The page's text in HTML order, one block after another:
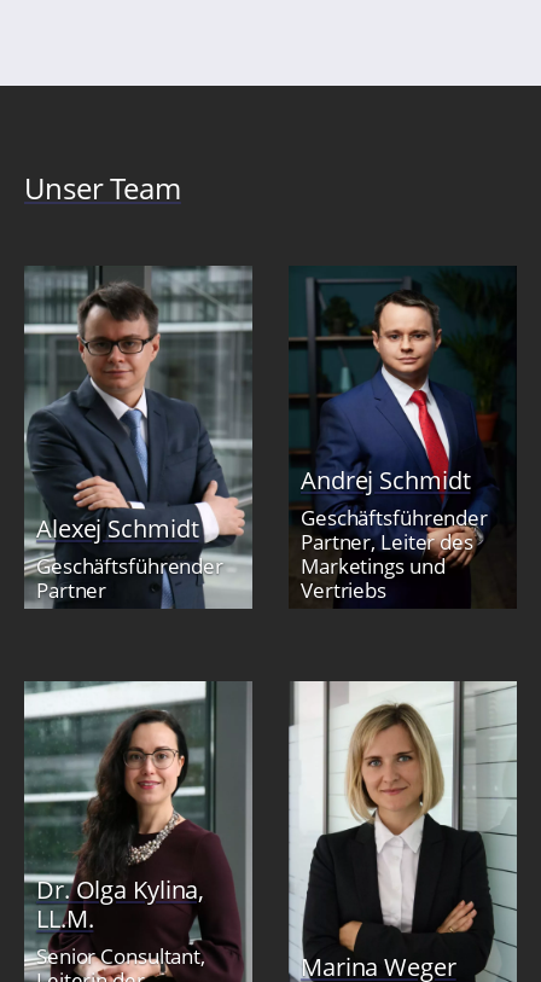
Unser Team
Alexej Schmidt
Geschäftsführender
Partner
Andrej Schmidt
Geschäftsführender
Partner, Leiter des
Marketings und
Vertriebs
Dr. Olga Kylina,
LL.M.
Senior Consultant,
Marina Weger